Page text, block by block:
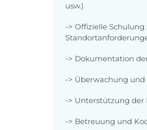
usw.)
-> Offizielle
-> Dokumentation
-> Überwachung
-> Unterstützung der
-> Betreuung und